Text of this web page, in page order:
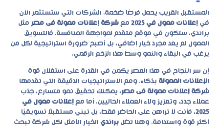
المستقبل القريب يحمل فرصًا ضخمة. الشركات التي ستستثمر الآن
في إعلانات ممول في 2025 مع شركة إعلانات ممولة فى مصر مثل
براندي، ستكون في موقع متقدم لمواجهة المنافسة. فالتسويق
الممول لم يعد مجرد خيار إضافي، بل أصبح ضرورة استراتيجية لكل من
يرغب في البقاء والنمو وسط هذا الزخم الرقمي.
إن سر النجاح في هذا العصر يكمن في القدرة على استغلال قوة
الإعلانات الممولة بذكاء. ومع الاستراتيجيات الدقيقة التي تقدمها
شركة إعلانات ممولة فى مصر، يمكنك تحقيق نمو متسارع، جذب
عملاء جدد، وتعزيز ولاء العملاء الحاليين. أما مع إعلانات ممول في
2025، فأنت لا تراهن على الحاضر فقط، بل تبني مستقبلًا تسويقيًا
أكثر قوة واستدامة. وهنا تظل براندي الخيار الأمثل لكل شركة تبحث